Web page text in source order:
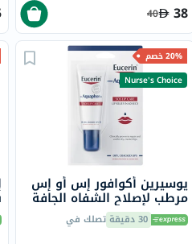
38
40
20% خصم
Nurse's Choice
يوسيرين أكوافور إس أو إس
مرطب لإصلاح الشفاه الجافة
والمتشققة 10 مل
30 دقيقة تصلك في